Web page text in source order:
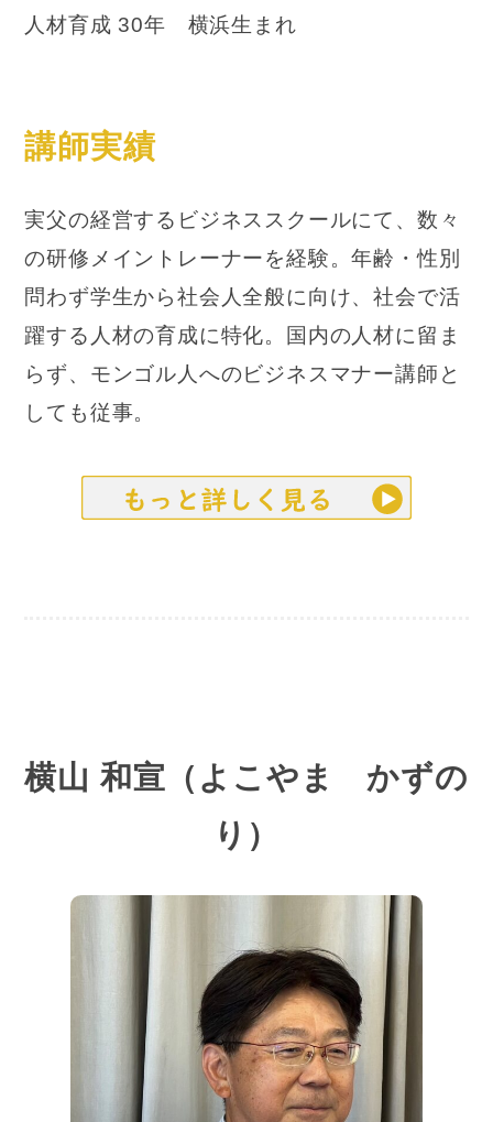
人材育成 30年 横浜生まれ
講師実績
実父の経営するビジネススクールにて、数々
の研修メイントレーナーを経験。年齢・性別
問わず学生から社会人全般に向け、社会で活
躍する人材の育成に特化。国内の人材に留ま
らず、モンゴル人へのビジネスマナー講師と
しても従事。
横山 和宣（よこやま かずの
り）